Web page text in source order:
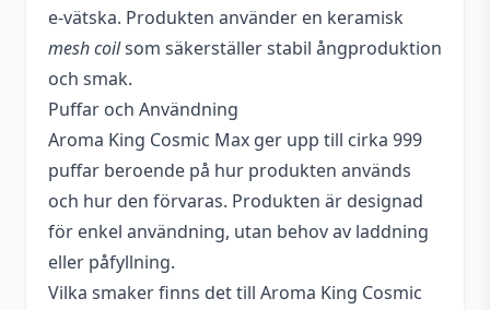
e-vätska. Produkten använder en keramisk
mesh coilsom säkerställer stabil ångproduktion
och smak.
Puffar och Användning
Aroma King Cosmic Max ger upp till cirka 999
puffar beroende på hur produkten används
och hur den förvaras. Produkten är designad
för enkel användning, utan behov av laddning
eller påfyllning.
Vilka smaker finns det till Aroma King Cosmic
Vätskekapacitet 2 ml